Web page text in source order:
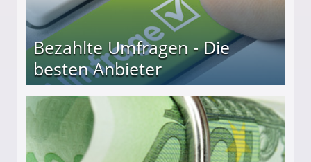
Bezahlte Umfragen - Die
besten Anbieter